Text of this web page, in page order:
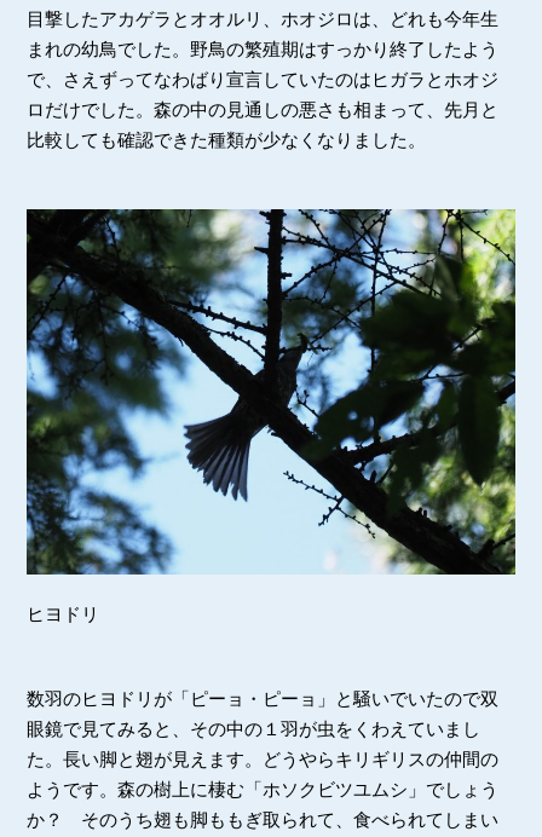
目撃したアカゲラとオオルリ、ホオジロは、どれも今年生
まれの幼鳥でした。野鳥の繁殖期はすっかり終了したよう
で、さえずってなわばり宣言していたのはヒガラとホオジ
ロだけでした。森の中の見通しの悪さも相まって、先月と
比較しても確認できた種類が少なくなりました。
ヒヨドリ
数羽のヒヨドリが「ピーョ・ピーョ」と騒いでいたので双
眼鏡で見てみると、その中の１羽が虫をくわえていまし
た。長い脚と翅が見えます。どうやらキリギリスの仲間の
ようです。森の樹上に棲む「ホソクビツユムシ」でしょう
か？ そのうち翅も脚ももぎ取られて、食べられてしまい